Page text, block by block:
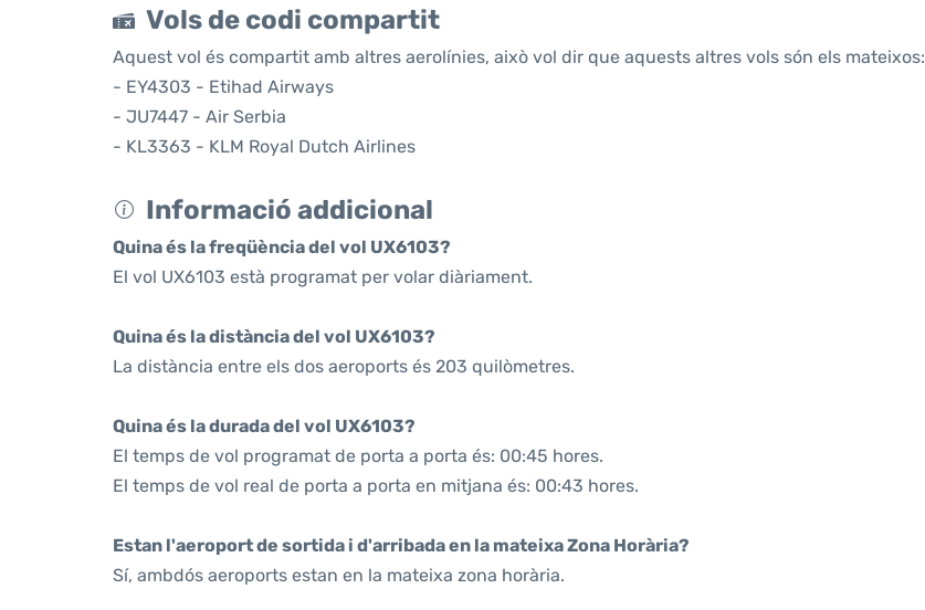
Vols de codi compartit
Aquest vol és compartit amb altres aerolínies, això vol dir que aquests altres vols són els mateixos:
- EY4303 - Etihad Airways
- JU7447 - Air Serbia
- KL3363 - KLM Royal Dutch Airlines
Informació addicional
Quina és la freqüència del vol UX6103?
El vol UX6103 està programat per volar diàriament.
Quina és la distància del vol UX6103?
La distància entre els dos aeroports és 203 quilòmetres.
Quina és la durada del vol UX6103?
El temps de vol programat de porta a porta és: 00:45 hores.
El temps de vol real de porta a porta en mitjana és: 00:43 hores.
Estan l'aeroport de sortida i d'arribada en la mateixa Zona Horària?
Sí, ambdós aeroports estan en la mateixa zona horària.